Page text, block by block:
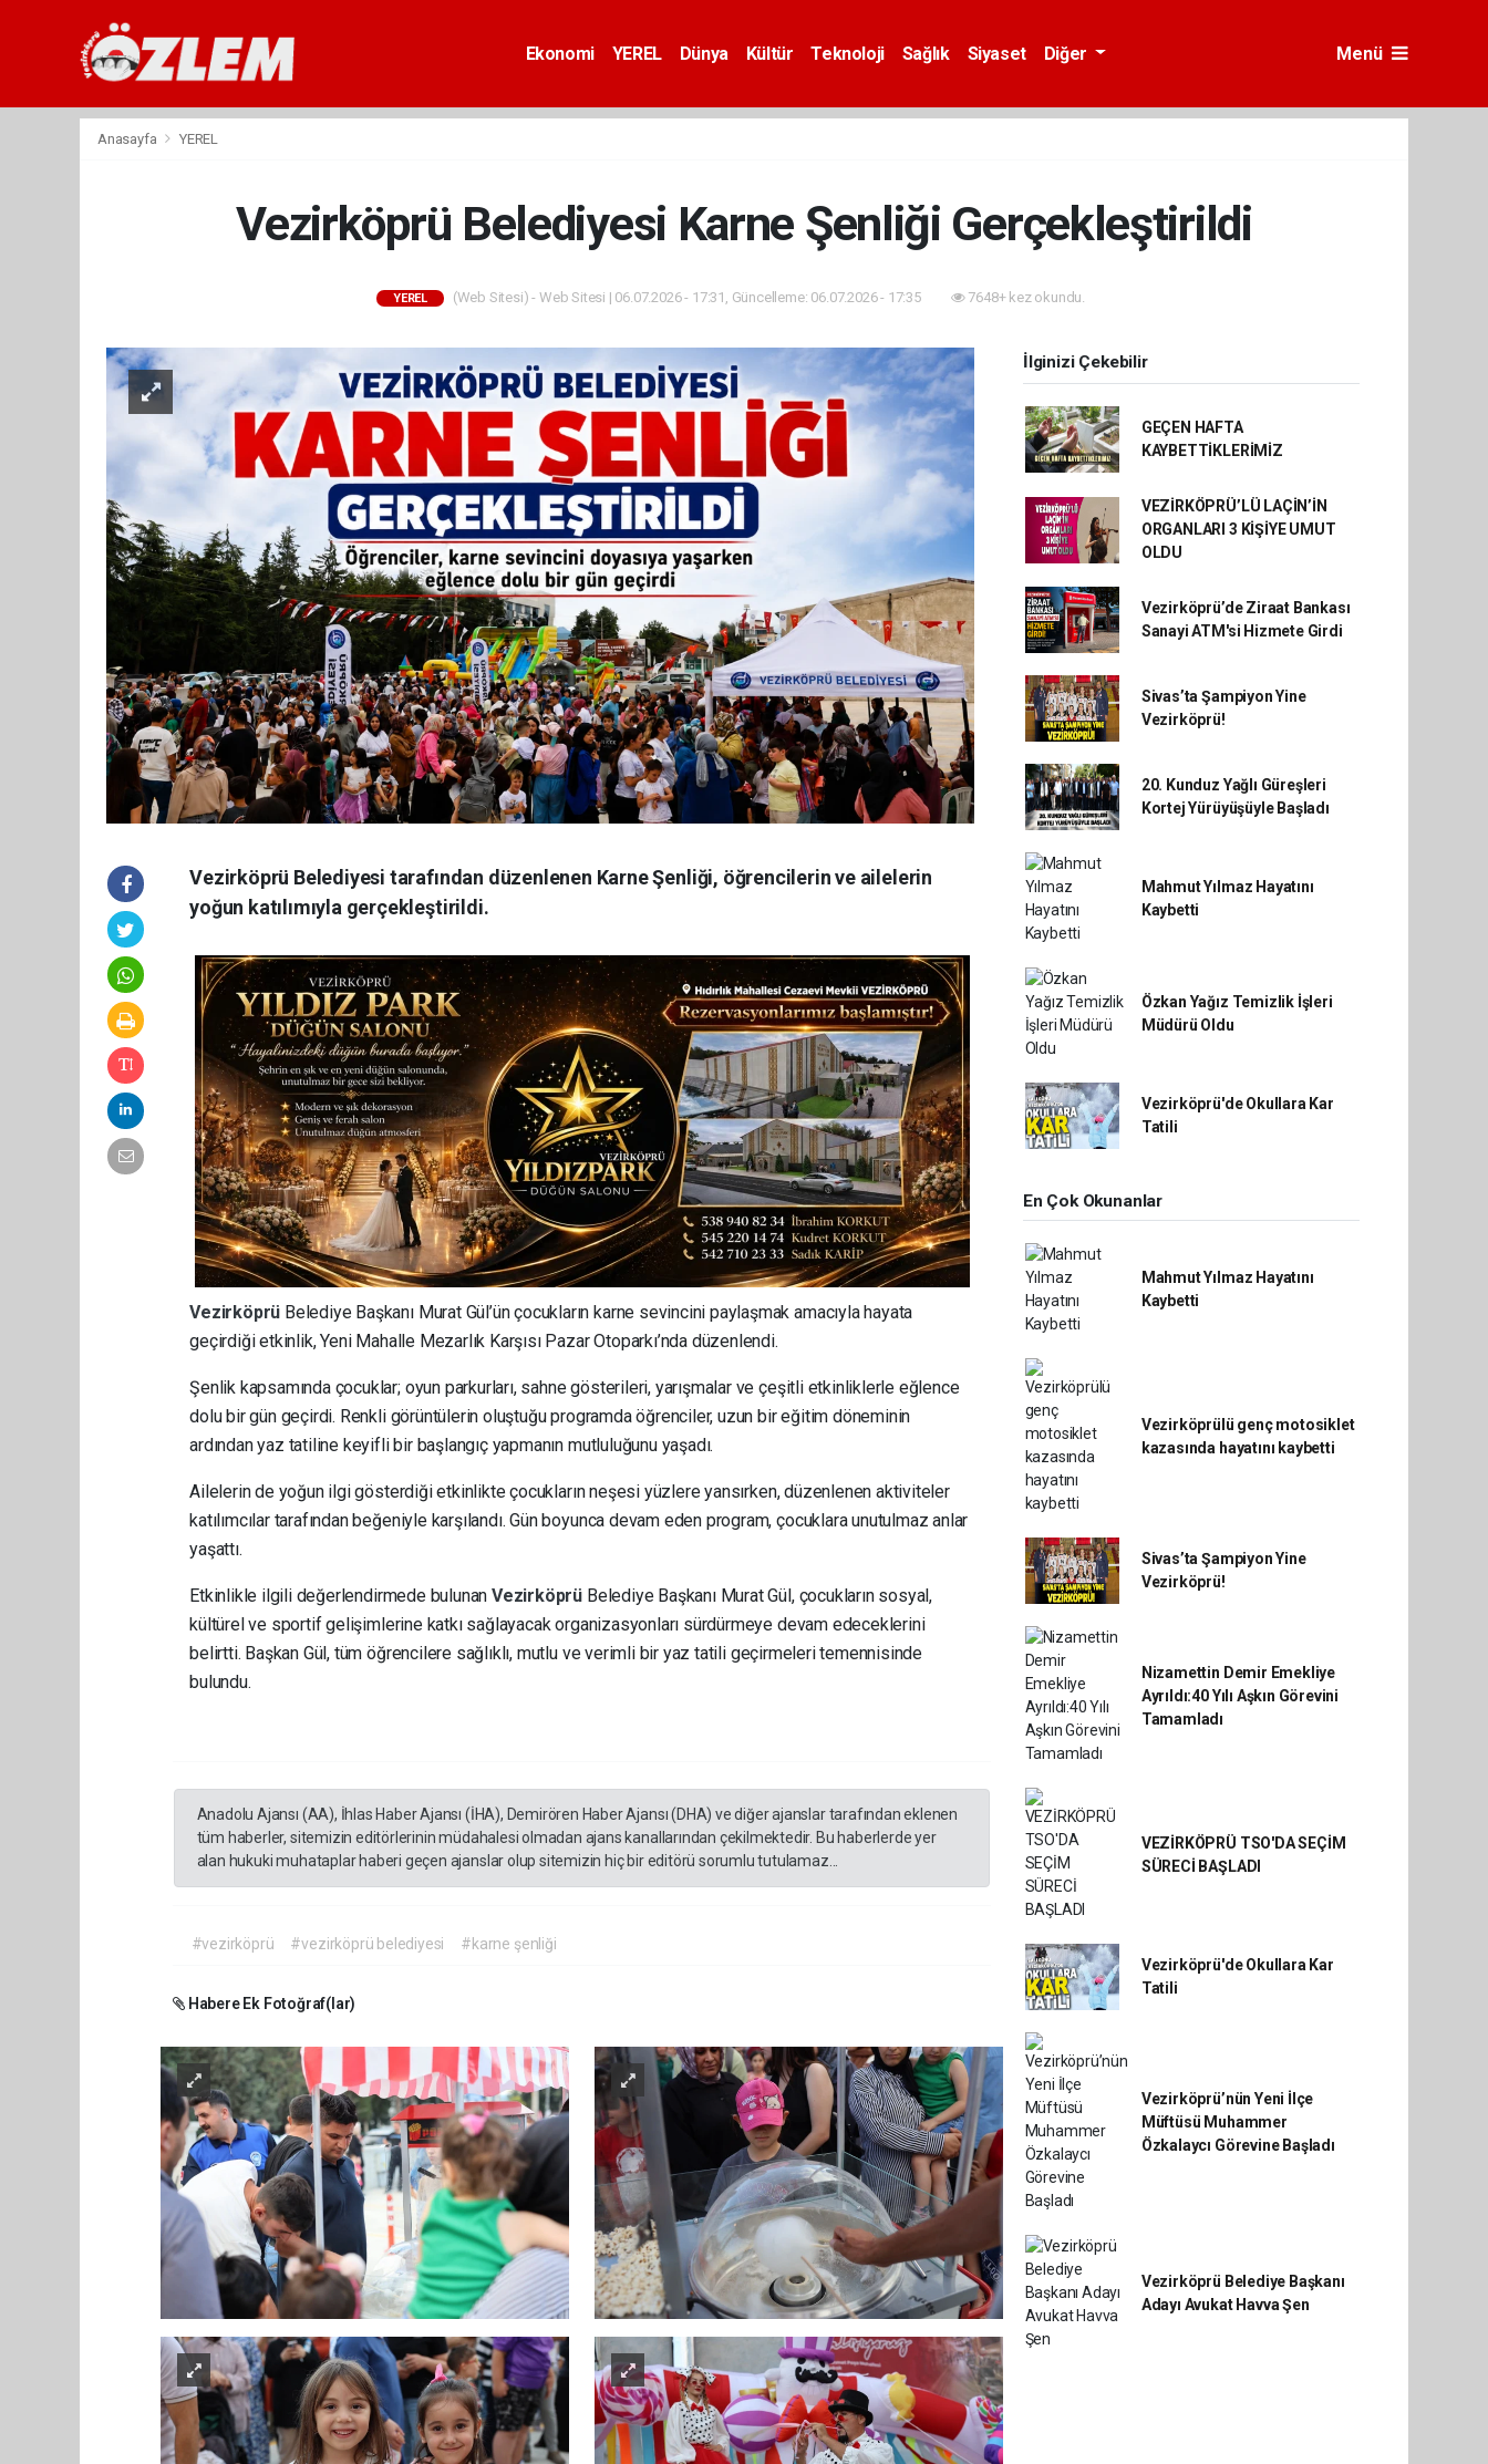
Ekonomi YEREL Dünya Kültür Teknoloji Sağlık Siyaset Diğer Menü
Anasayfa YEREL
Vezirköprü Belediyesi Karne Şenliği Gerçekleştirildi
YEREL (Web Sitesi) - Web Sitesi | 06.07.2026 - 17:31, Güncelleme: 06.07.2026 - 17:35 7648+ kez okundu.
Vezirköprü Belediyesi tarafından düzenlenen Karne Şenliği, öğrencilerin ve ailelerin
yoğun katılımıyla gerçekleştirildi.
Vezirköprü Belediye Başkanı Murat Gül’ün çocukların karne sevincini paylaşmak amacıyla hayata
geçirdiği etkinlik, Yeni Mahalle Mezarlık Karşısı Pazar Otoparkı’nda düzenlendi.
Şenlik kapsamında çocuklar; oyun parkurları, sahne gösterileri, yarışmalar ve çeşitli etkinliklerle eğlence
dolu bir gün geçirdi. Renkli görüntülerin oluştuğu programda öğrenciler, uzun bir eğitim döneminin
ardından yaz tatiline keyifli bir başlangıç yapmanın mutluluğunu yaşadı.
Ailelerin de yoğun ilgi gösterdiği etkinlikte çocukların neşesi yüzlere yansırken, düzenlenen aktiviteler
katılımcılar tarafından beğeniyle karşılandı. Gün boyunca devam eden program, çocuklara unutulmaz anlar
yaşattı.
Etkinlikle ilgili değerlendirmede bulunanVezirköprü Belediye Başkanı Murat Gül, çocukların sosyal,
kültürel ve sportif gelişimlerine katkı sağlayacak organizasyonları sürdürmeye devam edeceklerini
belirtti. Başkan Gül, tüm öğrencilere sağlıklı, mutlu ve verimli bir yaz tatili geçirmeleri temennisinde
bulundu.
Anadolu Ajansı (AA), İhlas Haber Ajansı (İHA), Demirören Haber Ajansı (DHA) ve diğer ajanslar tarafından eklenen
tüm haberler, sitemizin editörlerinin müdahalesi olmadan ajans kanallarından çekilmektedir. Bu haberlerde yer
alan hukuki muhataplar haberi geçen ajanslar olup sitemizin hiç bir editörü sorumlu tutulamaz...
#vezirköprü #vezirköprü belediyesi #karne şenliği
Habere Ek Fotoğraf(lar)
İlginizi Çekebilir
GEÇEN HAFTA
KAYBETTİKLERİMİZ
VEZİRKÖPRÜ’LÜ LAÇİN’İN
ORGANLARI 3 KİŞİYE UMUT
OLDU
Vezirköprü’de Ziraat Bankası
Sanayi ATM'si Hizmete Girdi
Sivas’ta Şampiyon Yine
Vezirköprü!
20. Kunduz Yağlı Güreşleri
Kortej Yürüyüşüyle Başladı
Mahmut Yılmaz Hayatını
Kaybetti
Özkan Yağız Temizlik İşleri
Müdürü Oldu
Vezirköprü'de Okullara Kar
Tatili
En Çok Okunanlar
Mahmut Yılmaz Hayatını
Kaybetti
Vezirköprülü genç motosiklet
kazasında hayatını kaybetti
Sivas’ta Şampiyon Yine
Vezirköprü!
Nizamettin Demir Emekliye
Ayrıldı:40 Yılı Aşkın Görevini
Tamamladı
VEZİRKÖPRÜ TSO'DA SEÇİM
SÜRECİ BAŞLADI
Vezirköprü'de Okullara Kar
Tatili
Vezirköprü’nün Yeni İlçe
Müftüsü Muhammer
Özkalaycı Görevine Başladı
Vezirköprü Belediye Başkanı
Adayı Avukat Havva Şen